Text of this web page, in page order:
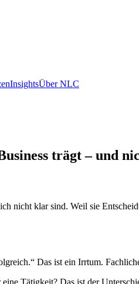
InsightsÜber NLC
trägt – und
nicht klar sind. Weil sie
Das ist ein Irrtum.